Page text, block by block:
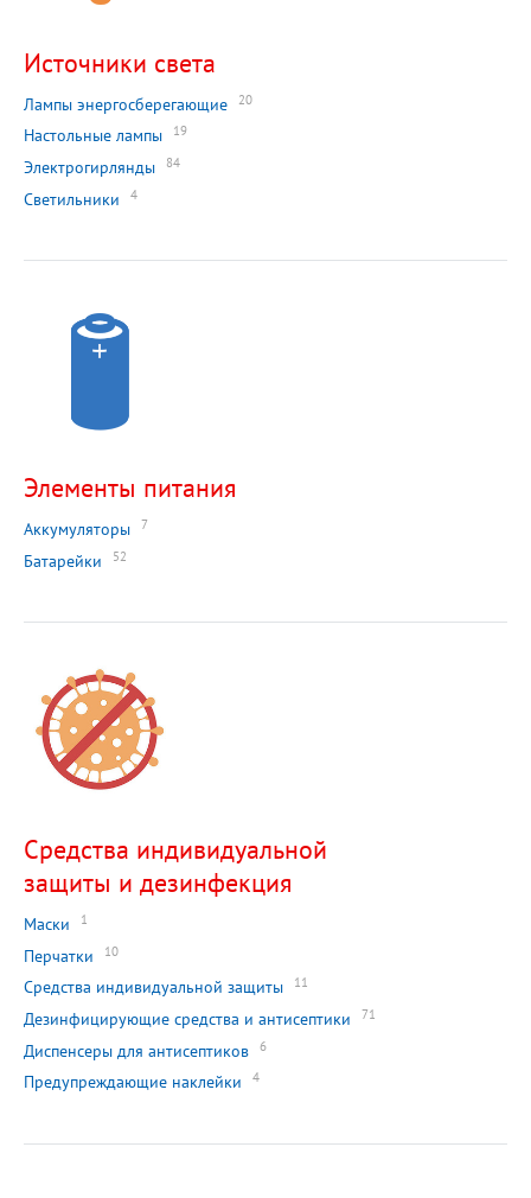
Источники света
Лампы энергосберегающие 20
Настольные лампы 19
Электрогирлянды 84
Светильники 4
Элементы питания
Аккумуляторы 7
Батарейки 52
Средства индивидуальной
защиты и дезинфекция
Маски 1
Перчатки 10
Средства индивидуальной защиты 11
Дезинфицирующие средства и антисептики 71
Диспенсеры для антисептиков 6
Предупреждающие наклейки 4